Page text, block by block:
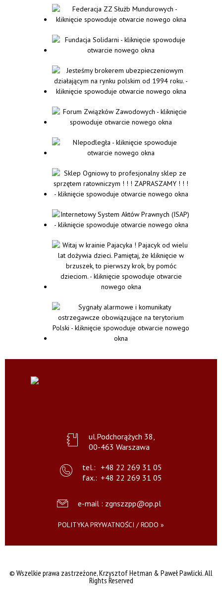
ul.Podchorążych 38,
00-463 Warszawa
tel.: +48 22 269 31 05
fax.: +48 22 269 31 05
e-mail : zgnszzpp@op.pl
POLITYKA PRYWATNOŚCI / RODO »
© Wszelkie prawa zastrzeżone,Krzysztof Hetman & Paweł Pawlicki. All
Rights Reserved